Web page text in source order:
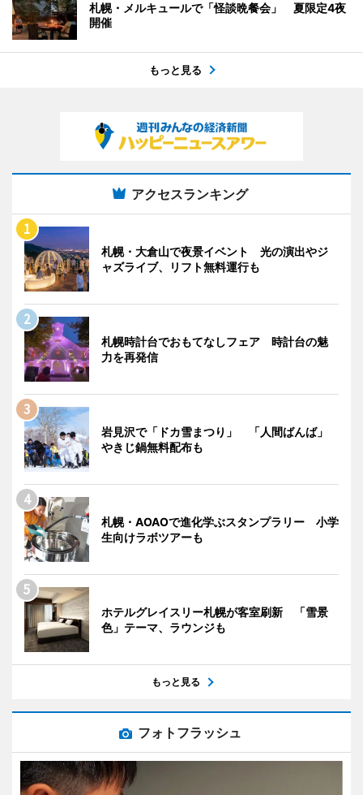
札幌・メルキュールで「怪談晩餐会」 夏限定4夜
開催
もっと見る
アクセスランキング
札幌・大倉山で夜景イベント 光の演出やジ
ャズライブ、リフト無料運行も
札幌時計台でおもてなしフェア 時計台の魅
力を再発信
岩見沢で「ドカ雪まつり」 「人間ばんば」
やきじ鍋無料配布も
札幌・AOAOで進化学ぶスタンプラリー 小学
生向けラボツアーも
ホテルグレイスリー札幌が客室刷新 「雪景
色」テーマ、ラウンジも
もっと見る
フォトフラッシュ